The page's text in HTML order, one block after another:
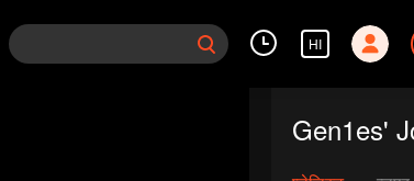
HI
Gen1es'